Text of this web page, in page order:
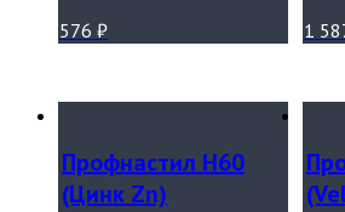
576 ₽ 1
Профнастил Н60
(Цинк Zn)